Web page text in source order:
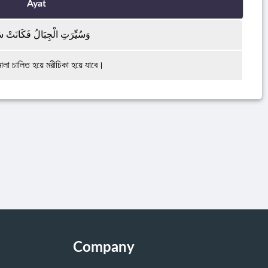
Ayat
وَسُيِّرَتِ الْجِبَالُ فَكَانَتْ
চালিত হয়ে মরীচিকা হয়ে যাবে।
Company